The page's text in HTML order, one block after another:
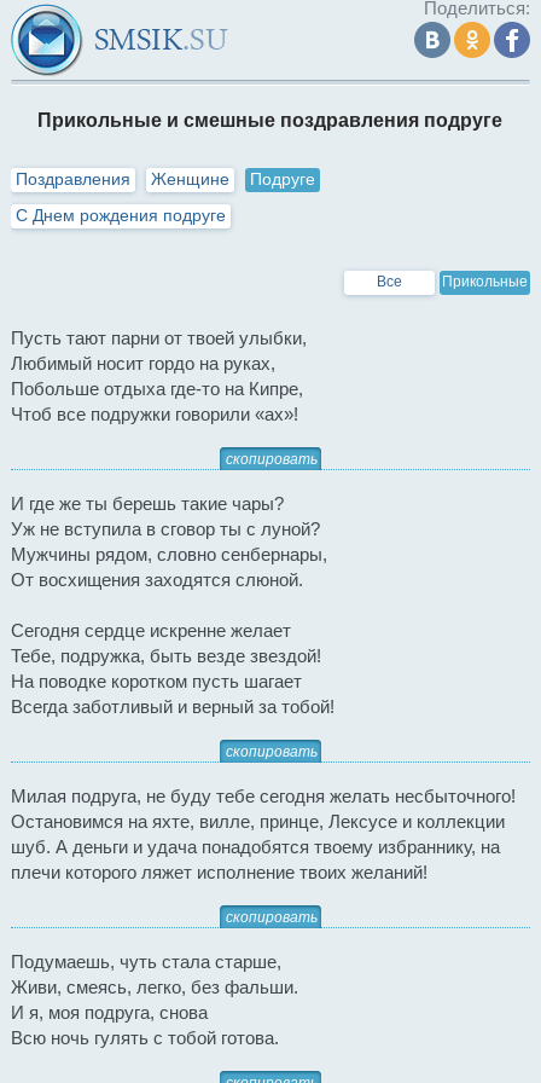
Поделиться:
Прикольные и смешные поздравления подруге
Поздравления Женщине
Подруге
С Днем рождения подруге
Все Прикольные
Пусть тают парни от твоей улыбки,
Любимый носит гордо на руках,
Побольше отдыха где-то на Кипре,
Чтоб все подружки говорили «ах»!
скопировать
И где же ты берешь такие чары?
Уж не вступила в сговор ты с луной?
Мужчины рядом, словно сенбернары,
От восхищения заходятся слюной.
Сегодня сердце искренне желает
Тебе, подружка, быть везде звездой!
На поводке коротком пусть шагает
Всегда заботливый и верный за тобой!
скопировать
Милая подруга, не буду тебе сегодня желать несбыточного!
Остановимся на яхте, вилле, принце, Лексусе и коллекции
шуб. А деньги и удача понадобятся твоему избраннику, на
плечи которого ляжет исполнение твоих желаний!
скопировать
Подумаешь, чуть стала старше,
Живи, смеясь, легко, без фальши.
И я, моя подруга, снова
Всю ночь гулять с тобой готова.